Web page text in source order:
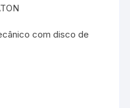
com disco de